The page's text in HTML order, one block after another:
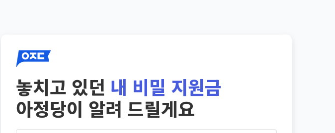
놓치고 있던 내 비밀 지원금
아정당이 알려 드릴게요